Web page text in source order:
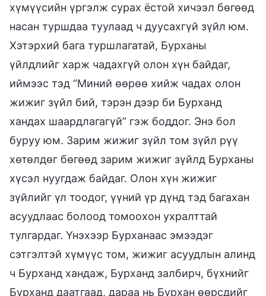
хүмүүсийн үргэлж сурах ёстой хичээл бөгөөд
насан туршдаа туулаад ч дуусахгүй зүйл юм.
Хэтэрхий бага туршлагатай, Бурханы
үйлдлийг харж чадахгүй олон хүн байдаг,
иймээс тэд “Миний өөрөө хийж чадах олон
жижиг зүйл бий, тэрэн дээр би Бурханд
хандах шаардлагагүй” гэж боддог. Энэ бол
буруу юм. Зарим жижиг зүйл том зүйл рүү
хөтөлдөг бөгөөд зарим жижиг зүйлд Бурханы
хүсэл нуугдаж байдаг. Олон хүн жижиг
зүйлийг үл тоодог, үүний үр дүнд тэд багахан
асуудлаас болоод томоохон ухралттай
тулгардаг. Үнэхээр Бурханаас эмээдэг
сэтгэлтэй хүмүүс том, жижиг асуудлын алинд
ч Бурханд хандаж, Бурханд залбирч, бүхнийг
Бурханд даатгаад, дараа нь Бурхан өөрсдийг